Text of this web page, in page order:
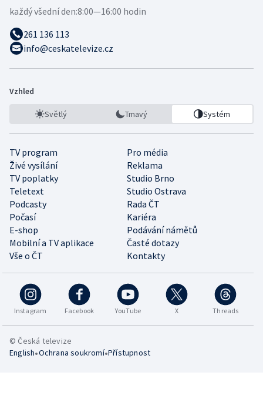
každý všední den:8:00—16:00 hodin
261 136 113
info@ceskatelevize.cz
Vzhled
Světlý Tmavý Systém
TV program
Pro média
Živé vysílání
Reklama
TV poplatky
Studio Brno
Teletext
Studio Ostrava
Podcasty
Rada ČT
Počasí
Kariéra
E-shop
Podávání námětů
Mobilní a TV aplikace
Časté dotazy
Vše o ČT
Kontakty
Instagram Facebook YouTube X Threads
© Česká televize
English•Ochrana soukromí•Přístupnost